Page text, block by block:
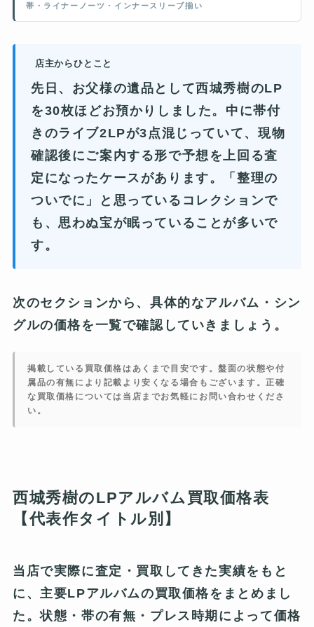
帯・ライナーノーツ・インナースリーブ揃い
店主からひとこと
先日、お父様の遺品として西城秀樹のLP
を30枚ほどお預かりしました。中に帯付
きのライブ2LPが3点混じっていて、現物
確認後にご案内する形で予想を上回る査
定になったケースがあります。「整理の
ついでに」と思っているコレクションで
も、思わぬ宝が眠っていることが多いで
す。
次のセクションから、具体的なアルバム・シン
グルの価格を一覧で確認していきましょう。
掲載している買取価格はあくまで目安です。盤面の状態や付
属品の有無により記載より安くなる場合もございます。正確
な買取価格については当店までお気軽にお問い合わせくださ
い。
西城秀樹のLPアルバム買取価格表
【代表作タイトル別】
当店で実際に査定・買取してきた実績をもと
に、主要LPアルバムの買取価格をまとめまし
た。状態・帯の有無・プレス時期によって価格